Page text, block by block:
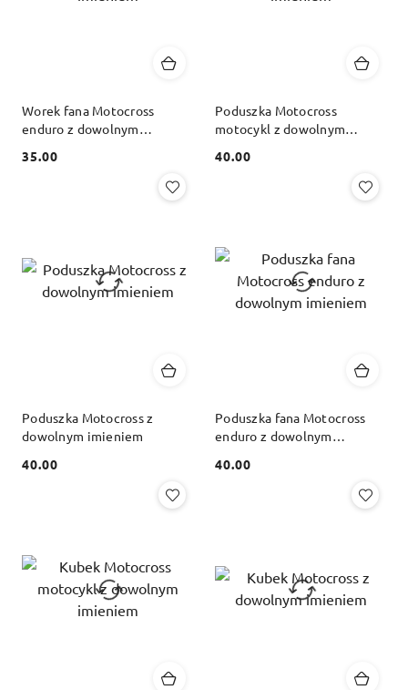
Worek fana Motocross
enduro z dowolnym
Cena:
35.00
Poduszka Motocross
motocykl z dowolnym
Cena:
40.00
Poduszka Motocross z
dowolnym imieniem
Cena:
40.00
Poduszka fana Motocross
enduro z dowolnym
Cena:
40.00